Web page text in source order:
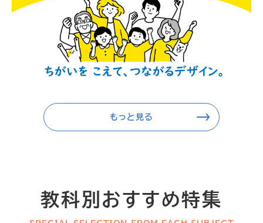
もっと見る
教科別おすすめ特集